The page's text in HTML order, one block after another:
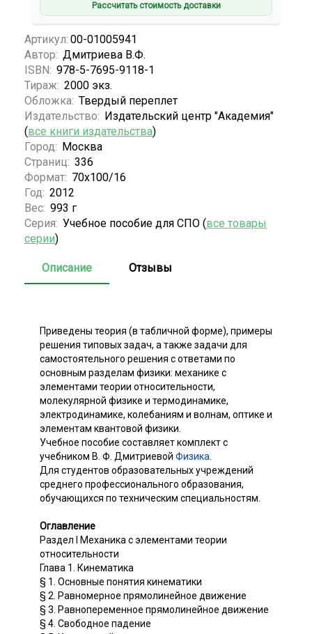
Рассчитать стоимость доставки
Артикул: 00-01005941
Автор: Дмитриева В.Ф.
ISBN: 978-5-7695-9118-1
Тираж: 2000 экз.
Обложка: Твердый переплет
Издательство: Издательский центр "Академия"
(все книги издательства)
Город: Москва
Страниц: 336
Формат: 70х100/16
Год: 2012
Вес: 993 г
Серия: Учебное пособие для СПО (все товары
серии)
Описание Отзывы
Приведены теория (в табличной форме), примеры
решения типовых задач, а также задачи для
самостоятельного решения с ответами по
основным разделам физики: механике с
элементами теории относительности,
молекулярной физике и термодинамике,
электродинамике, колебаниям и волнам, оптике и
элементам квантовой физики.
Учебное пособие составляет комплект с
учебником В. Ф. Дмитриевой Физика
Для студентов образовательных учреждений
среднего профессионального образования,
обучающихся по техническим специальностям.
Оглавление
Раздел I Механика с элементами теории
относительности
Глава 1. Кинематика
§ 1. Основные понятия кинематики
§ 2. Равномерное прямолинейное движение
§ 3. Равнопеременное прямолинейное движение
§ 4. Свободное падение